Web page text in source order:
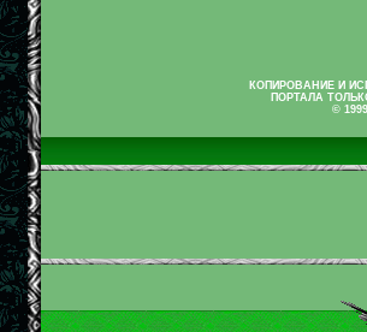
КОПИРОВАНИЕ И
ПОРТАЛА
©